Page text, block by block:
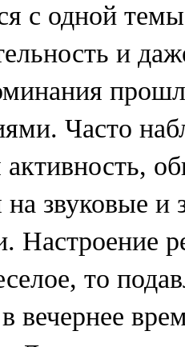
с одной
и
Часто
активность,
на звуковые и
Настроение
то
вечернее